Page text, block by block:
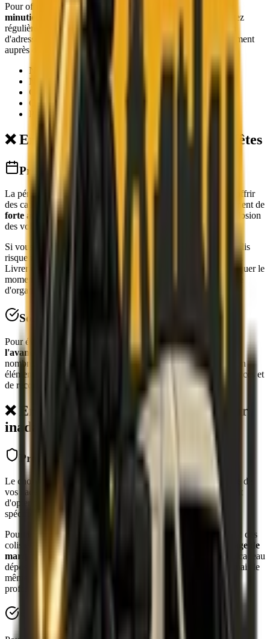
Pour offrir une expérience optimale à vos clients,
minutieusement leurs coordonnées avant tout envoi
. Mettez
régulièrement à jour vos fichiers à l'aide d'outils de validation
d'adresses, et n'hésitez pas à confirmer certains détails directement
auprès des destinataires.
Nom complet et correct
Numéro de téléphone fonctionnel
Code d'accès au bâtiment
Créneaux de réception possibles
Personnes habilitées à réceptionner
❌ Erreur n°4 : Ignorer les délais des fêtes
Problématique
La période des fêtes de fin d'année est l'occasion idéale pour offrir
des cadeaux à vos clients. Cependant, c'est également un moment de
forte activité pour les transporteurs
qui font face à une explosion
des volumes de colis à traiter.
Si vous ne prenez pas en compte ces délais spécifiques, vos colis
risquent d'arriver
, perdant ainsi tout leur impact.
Livrer un cadeau d'affaires en retard, c'est non seulement manquer le
moment opportun, mais aussi donner l'impression d'un manque
d'organisation de la part de votre entreprise.
Solution
Pour éviter cet écueil,
l'avance
, surtout si vous prévoyez une distribution de colis en
nombre. Une livraison ponctuelle, dans un timing parfait, est un
élément clé pour faire de vos cadeaux clients un vecteur de succès et
de reconnaissance.
❌ Erreur n°5 : Choisir un transporteur
inadapté
Problématique
Le choix du transporteur est une étape cruciale dans la réussite de
vos cadeaux clients. Trop souvent, les entreprises se contentent
d'opter pour une
, sans évaluer les besoins
spécifiques liés à leurs envois.
Pourtant, un transporteur non adapté peut entraîner des retards, des
colis endommagés ou égarés, compromettant gravement l'
image de
marque
et l'appréciation de vos destinataires. Par ailleurs, un cadeau
déposé dans une boîte aux lettres ou chez un voisin n'aura jamais le
même impact qu'une remise en main propre, soignée et
professionnelle.